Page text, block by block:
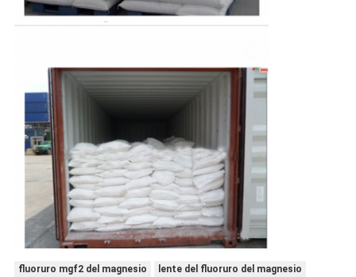
fluoruro mgf2 del magnesio
lente del fluoruro del magnesio